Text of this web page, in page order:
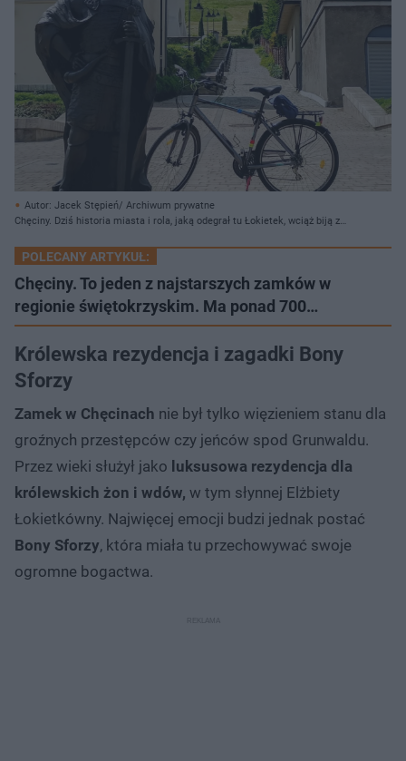
Autor: Jacek Stępień/ Archiwum prywatne
Chęciny. Dziś historia miasta i rola, jaką odegrał tu Łokietek, wciąż biją z
POLECANY ARTYKUŁ:
Chęciny. To jeden z najstarszych zamków w
regionie świętokrzyskim. Ma ponad 700…
Królewska rezydencja i zagadki Bony
Sforzy
Zamek w Chęcinach nie był tylko więzieniem stanu dla
groźnych przestępców czy jeńców spod Grunwaldu.
Przez wieki służył jako luksusowa rezydencja dla
królewskich żon i wdów, w tym słynnej Elżbiety
Łokietkówny. Najwięcej emocji budzi jednak postać
Bony Sforzy, która miała tu przechowywać swoje
ogromne bogactwa.